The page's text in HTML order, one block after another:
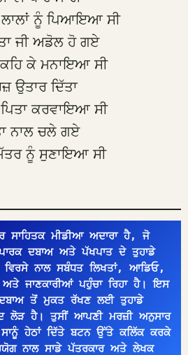
ਲਾਲਾਂ ਨੂੰ ਪਿਆਇਆ ਸੀ
ਜੀ ਅਡੋਲ ਹੋ ਗਏ
ਕਹਿ ਕੇ ਮਨਾਇਆ ਸੀ
ਉਤਾਰ ਦਿੱਤਾ
ਕਰਵਾਇਆ ਸੀ
ਨਾਲ ਚਲੇ ਗਏ
ਨੂੰ ਸੁਣਾਇਆ ਸੀ
ਸਾਹਿਤਕ ਮੀਡੀਆ ਅਦਾਰਾ ਹੈ, ਜੋ
ਦਬਾਅ ਅਤੇ ਪੱਖਪਾਤ ਦੇ ਤੁਹਾਡੇ
ਨਾਲ ਸਬੰਧਤ ਲਿਖਤਾਂ, ਆਡਿਓ,
ਅਤੇ ਜਾਣਕਾਰੀਆਂ ਪਹੁੰਚਾ ਰਿਹਾ ਹੈ। ਇਸ
ਤੋਂ ਮੁਕਤ ਰੱਖਣ ਲਈ ਤੁਹਾਡੇ
ਲੋੜ ਹੈ। ਤੁਸੀਂ ਆਪਣੀ ਮਰਜ਼ੀ ਅਨੁਸਾਰ
ਸਾਨੂੰ ਹੇਠਾਂ ਦਿੱਤੇ ਬਟਨ ਉੱਤੇ ਕਲਿੱਕ ਕਰਕੇ
ਨਾਲ ਸਾਡੇ ਪੱਤਰਕਾਰ ਅਤੇ ਲੇਖਕ